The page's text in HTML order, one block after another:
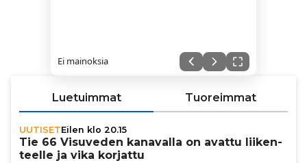
Ei mainoksia
Luetuimmat Tuoreimmat
UUTISETEilen klo 20.15
Tie 66 Visuveden kanavalla on avattu lii­ken­
teelle ja vika korjattu